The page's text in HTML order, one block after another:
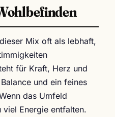
Mix oft als lebhaft,
für Kraft, Herz und
und ein feines
das Umfeld
Energie entfalten.